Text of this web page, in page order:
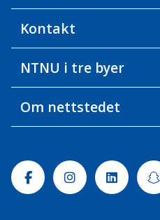
Kontakt
NTNU i tre byer
Om nettstedet
FacebookInstagramLinkedin